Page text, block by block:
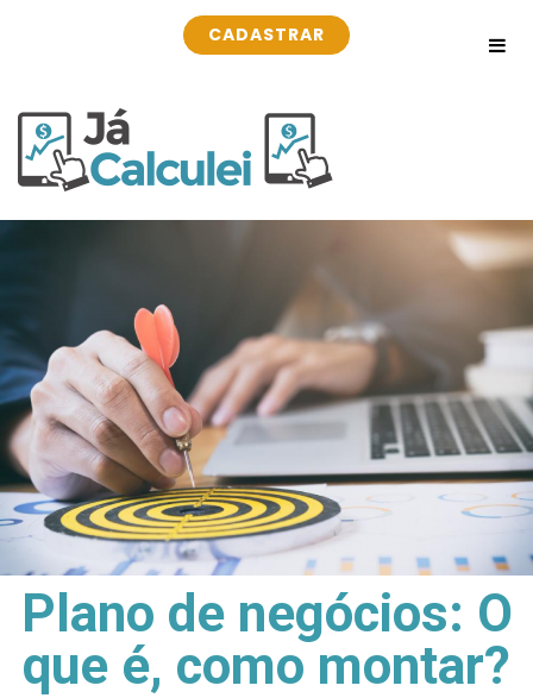
CADASTRAR
Plano de negócios: O
que é, como montar?